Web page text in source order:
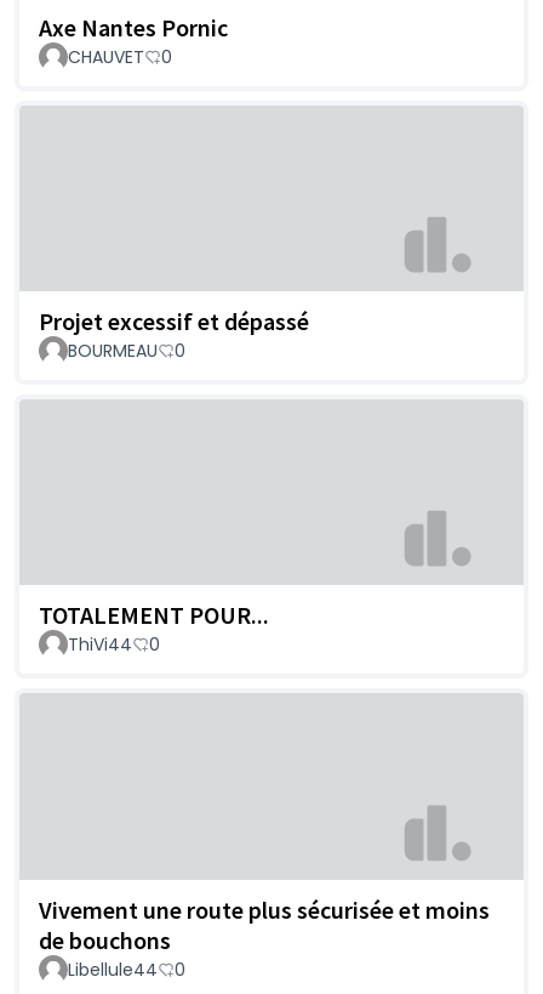
Axe Nantes Pornic
CHAUVET 0
Projet excessif et dépassé
BOURMEAU 0
TOTALEMENT POUR...
ThiVi44 0
Vivement une route plus sécurisée et moins
de bouchons
Libellule44 0